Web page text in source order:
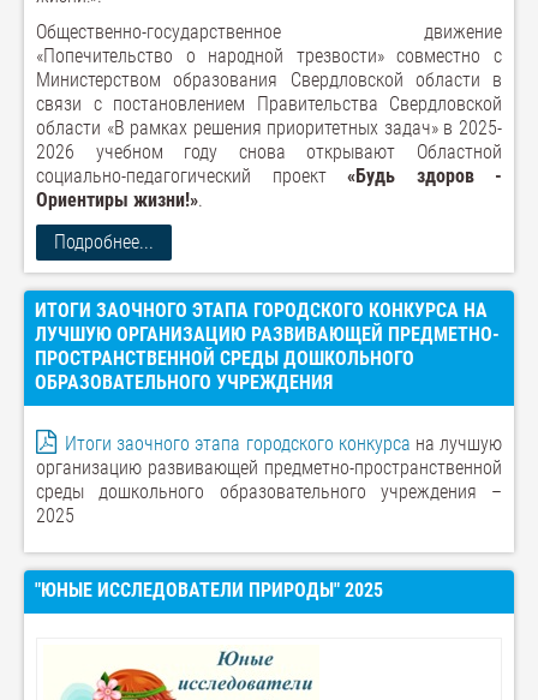
Общественно-государственное движение
«Попечительство о народной трезвости» совместно с
Министерством образования Свердловской области в
связи с постановлением Правительства Свердловской
области «В рамках решения приоритетных задач» в 2025-
2026 учебном году снова открывают Областной
социально-педагогический проект «Будь здоров -
Ориентиры жизни!».
Подробнее...
ИТОГИ ЗАОЧНОГО ЭТАПА ГОРОДСКОГО КОНКУРСА НА
ЛУЧШУЮ ОРГАНИЗАЦИЮ РАЗВИВАЮЩЕЙ ПРЕДМЕТНО-
ПРОСТРАНСТВЕННОЙ СРЕДЫ ДОШКОЛЬНОГО
ОБРАЗОВАТЕЛЬНОГО УЧРЕЖДЕНИЯ
Итоги заочного этапа городского конкурса на лучшую
организацию развивающей предметно-пространственной
среды дошкольного образовательного учреждения –
2025
"ЮНЫЕ ИССЛЕДОВАТЕЛИ ПРИРОДЫ" 2025